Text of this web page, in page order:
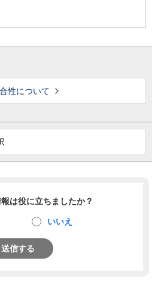
性について
は役に立ちましたか？
いいえ
送信する